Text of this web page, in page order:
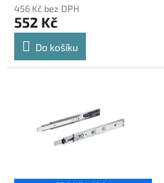
456 Kč bez DPH
552 Kč
Do košíku